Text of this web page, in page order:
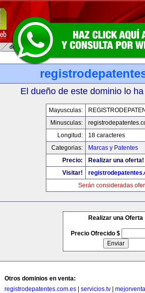
El dueño de este dominio lo
Mayusculas:
Minusculas:
Longitud:
18 caracteres
Categorias:
Marcas y Patentes
Precio:
Realizar una oferta!
Visitar!
Serán consideradas
Realizar una Oferta
Precio Ofrecido $
Otros dominios en venta:
registrodepatentes.com.es
servicios.tv